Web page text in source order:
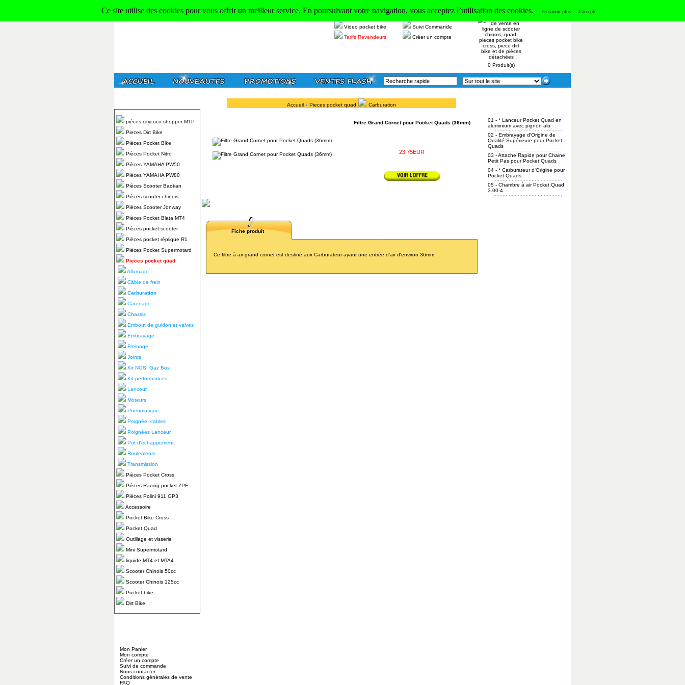
Video pocket bike
Tarifs Revendeurs
Se connecter
Suivi Commande
Créer un compte
Panier
0 Produit(s)
pièces citycoco shopper M1P
Pieces Dirt Bike
Pièces Pocket Bike
Pièces Pocket Nitro
Pièces YAMAHA PW50
Pièces YAMAHA PW80
Pièces Scooter Baotian
Pièces scooter chinois
Pièces Scooter Jonway
Pièces Pocket Blata MT4
Pièces pocket scooter
Pièces pocket réplique R1
Pièces Pocket Supermotard
Pieces pocket quad
Allumage
Câble de frein
Carburation
Carenage
Chassis
Embout de guidon et valves
Embrayage
Freinage
Joints
Kit NOS, Gaz Box
Kit performances
Lanceur
Moteurs
Pneumatique
Poignée, cables
Poignées Lanceur
Pot d'échappement
Roulements
Transmission
Pièces Pocket Cross
Pièces Racing pocket ZPF
Pièces Polini 911 GP3
Accessoire
Pocket Bike Cross
Pocket Quad
Outillage et visserie
Mini Supermotard
liquide MT4 et MTA4
Scooter Chinois 50cc
Scooter Chinois 125cc
Pocket bike
Dirt Bike
Mon Panier
Mon compte
Créer un compte
Suivi de commande
Nous contacter
Conditions générales de vente
FAQ
Accueil Pieces pocket quad Carburation
Filtre Grand Cornet pour Pocket Quads (36mm)
23.75EUR
Fiche produit
Ce filtre à air grand cornet est destiné aux Carburateur ayant une entrée d'air d'environ 36mm
01 - * Lanceur Pocket Quad en
aluminium avec pignon alu
02 - Embrayage d'Origine de
Qualité Supérieure pour Pocket
Quads
03 -Attache Rapide pour Chaine
Petit Pas pour Pocket Quads
04 - * Carburateur d'Origine pour
Pocket Quads
05 - Chambre à air Pocket Quad
3.00-4
Ce site utilise des cookies pour vous offrir un meilleur service. En poursuivant votre navigation, vous acceptez l’utilisation des cookies. En savoir plus J’accepte